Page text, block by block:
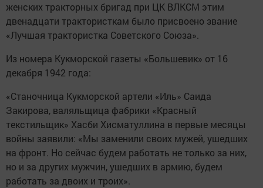
женских тракторных бригад при ЦК ВЛКСМ этим
двенадцати трактористкам было присвоено звание
«Лучшая трактористка Советского Союза».
Из номера Кукморской газеты «Большевик» от 16
декабря 1942 года:
«Станочница Кукморской артели «Иль» Саида
Закирова, валяльщица фабрики «Красный
текстильщик» Хасби Хисматуллина в первые месяцы
войны заявили: «Мы заменили своих мужей, ушедших
на фронт. Но сейчас будем работать не только за них,
но и за других мужчин, ушедших в армию, будем
работать за двоих и троих».